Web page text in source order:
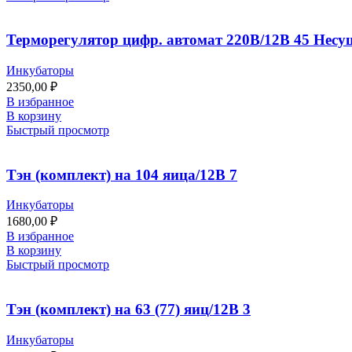
Терморегулятор цифр. автомат 220В/12В 45
Инкубаторы
2350,00 ₽
В избранное
В корзину
Быстрый просмотр
Тэн (комплект) на 104 яица/12В 7
Инкубаторы
1680,00 ₽
В избранное
В корзину
Быстрый просмотр
Тэн (комплект) на 63 (77) яиц/12В 3
Инкубаторы